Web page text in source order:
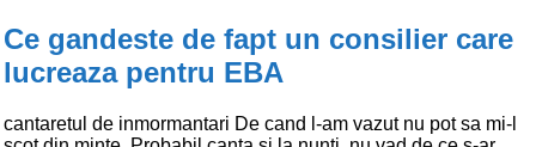
Ce gandeste de fapt un consilier care
lucreaza pentru EBA
cantaretul de inmormantari De cand l-am vazut nu pot sa mi-l